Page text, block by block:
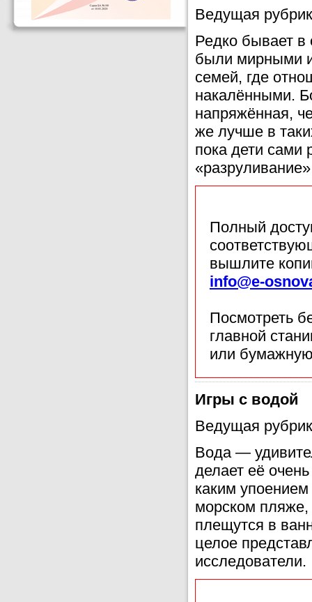
Ведущая
Редко бывает
были мирными
семей, где
накалёнными.
напряжённая,
же лучше в
пока дети сами
Полный
вышлите
info@e-
Посмотреть
главной
или
Игры с водой
Ведущая
Вода —
делает её
каким
морском пляже,
плещутся в
целое
исследователи.